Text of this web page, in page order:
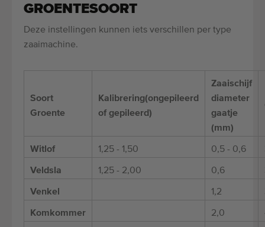
GROENTESOORT
Deze instellingen kunnen iets verschillen per type
zaaimachine.
Soort
Groente
Kalibrering(ongepileerd
of gepileerd)
Zaaischijf
diameter
gaatje
(mm)
Witlof 1,25 - 1,50 0,5 - 0,6
Veldsla 1,25 - 2,00 0,6
Venkel 1,2
Komkommer 2,0